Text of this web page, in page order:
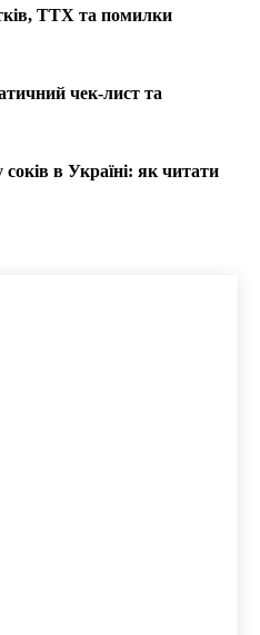
ТТХ та помилки
чек-лист та
в Україні: як читати